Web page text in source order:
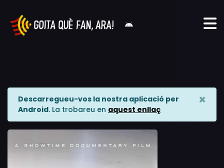
Descarregueu-vos la nostra aplicació per
Android. La trobareu en aquest enllaç
×